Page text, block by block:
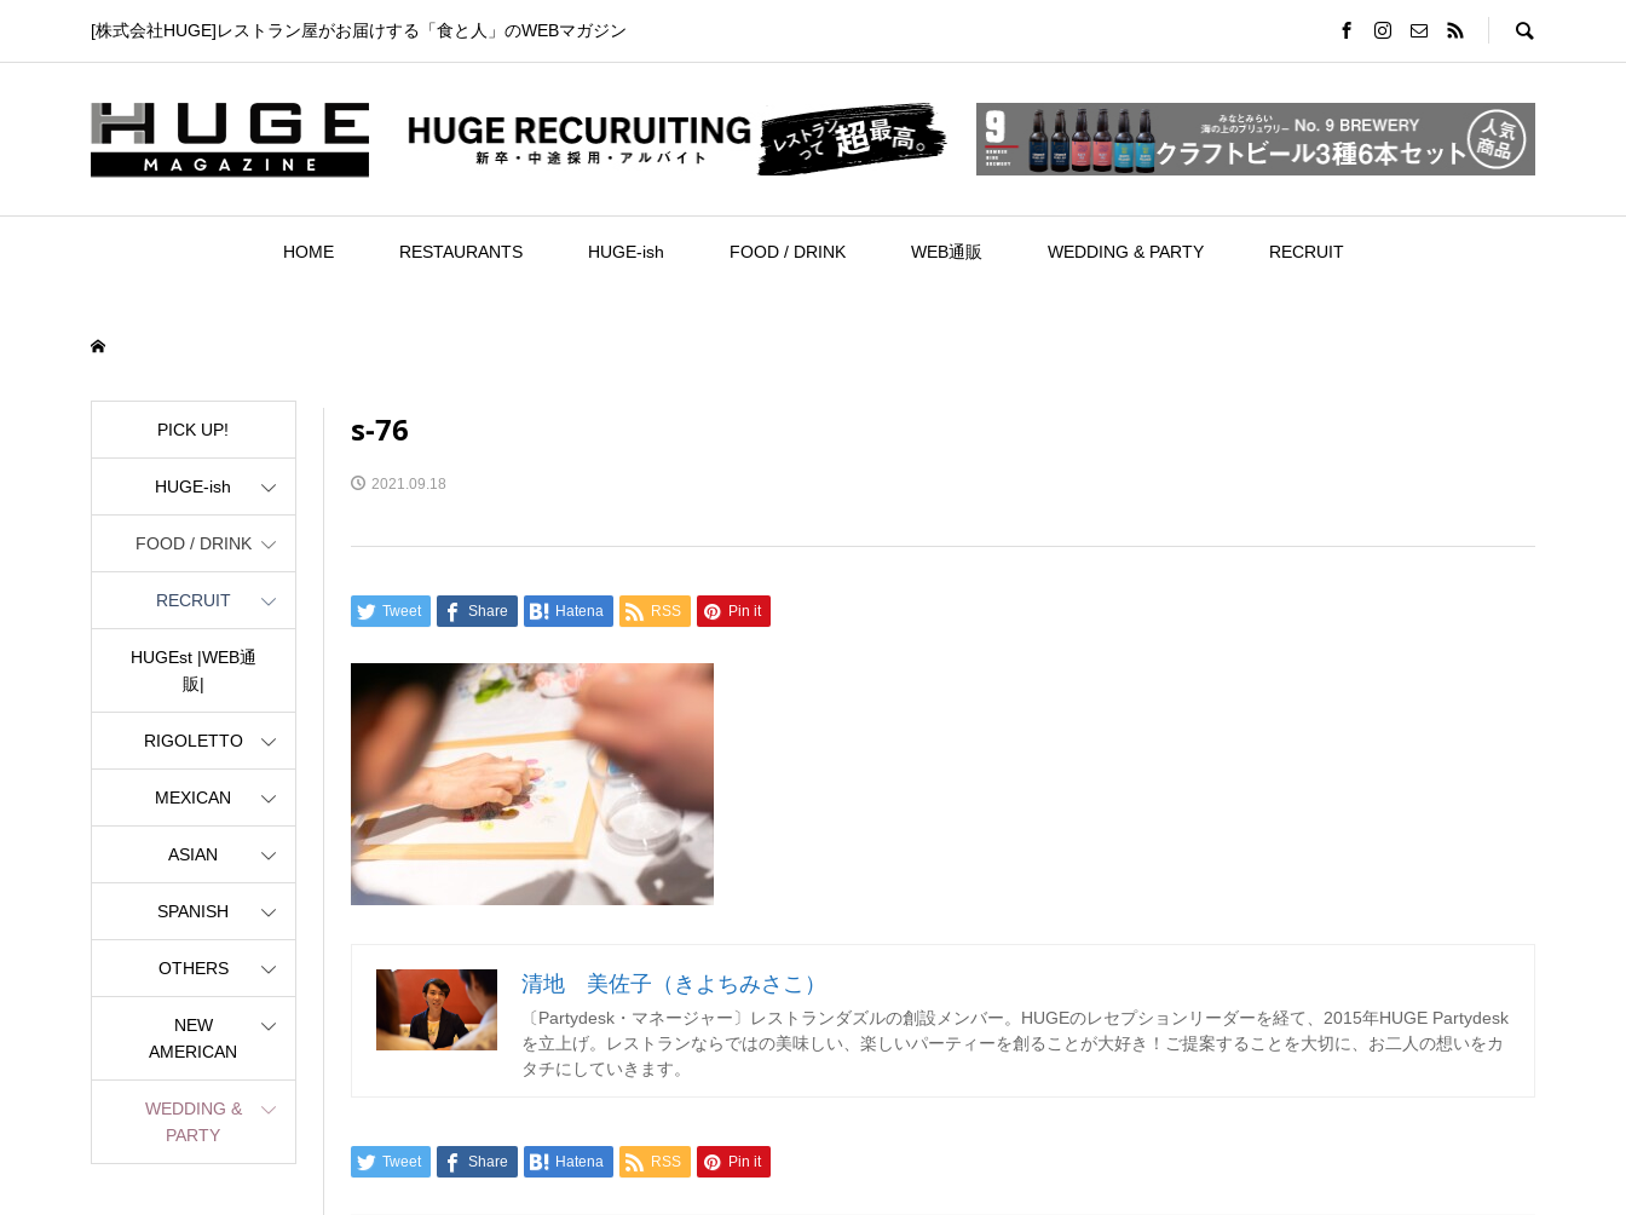
[株式会社HUGE]レストラン屋がお届けする「食と人」のWEBマガジン
HOME RESTAURANTS HUGE-ish FOOD / DRINK WEB通販 WEDDING & PARTY RECRUIT
s-76
2021.09.18
Tweet Share Hatena RSS Pin it
清地 美佐子（きよちみさこ）
〔Partydesk・マネージャー〕レストランダズルの創設メンバー。HUGEのレセプションリーダーを経て、2015年HUGE Partydesk
を立上げ。レストランならではの美味しい、楽しいパーティーを創ることが大好き！ご提案することを大切に、お二人の想いをカ
タチにしていきます。
Tweet Share Hatena RSS Pin it
PICK UP!
HUGE-ish
FOOD / DRINK
RECRUIT
HUGEst |WEB通
販|
RIGOLETTO
MEXICAN
ASIAN
SPANISH
OTHERS
NEW
AMERICAN
WEDDING &
PARTY